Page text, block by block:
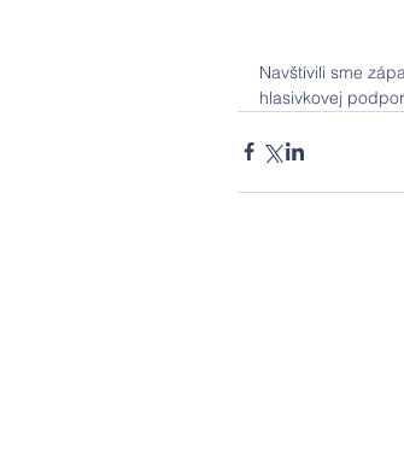
Navštívili sme
hlasivkovej